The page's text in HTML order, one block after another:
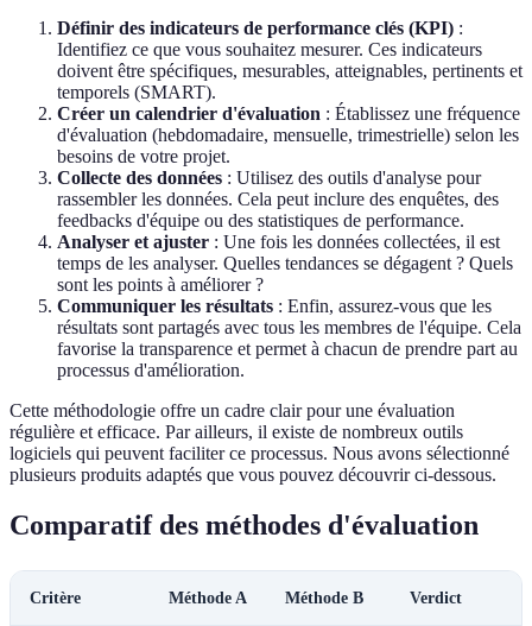
Définir des indicateurs de performance clés (KPI) :
Identifiez ce que vous souhaitez mesurer. Ces indicateurs
doivent être spécifiques, mesurables, atteignables, pertinents et
temporels (SMART).
Créer un calendrier d'évaluation : Établissez une fréquence
d'évaluation (hebdomadaire, mensuelle, trimestrielle) selon les
besoins de votre projet.
Collecte des données : Utilisez des outils d'analyse pour
rassembler les données. Cela peut inclure des enquêtes, des
feedbacks d'équipe ou des statistiques de performance.
Analyser et ajuster : Une fois les données collectées, il est
temps de les analyser. Quelles tendances se dégagent ? Quels
sont les points à améliorer ?
Communiquer les résultats : Enfin, assurez-vous que les
résultats sont partagés avec tous les membres de l'équipe. Cela
favorise la transparence et permet à chacun de prendre part au
processus d'amélioration.
Cette méthodologie offre un cadre clair pour une évaluation
régulière et efficace. Par ailleurs, il existe de nombreux outils
logiciels qui peuvent faciliter ce processus. Nous avons sélectionné
plusieurs produits adaptés que vous pouvez découvrir ci-dessous.
Comparatif des méthodes d'évaluation
Critère Méthode A Méthode B Verdict